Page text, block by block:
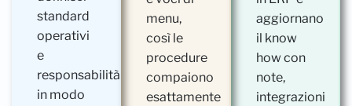
standard
operativi
e
responsabilità
in modo
menu,
così le
procedure
compaiono
esattamente
aggiornano
il know
how con
note,
integrazioni